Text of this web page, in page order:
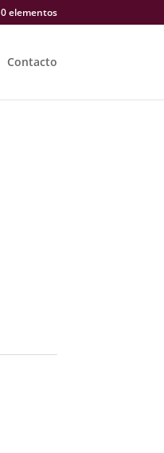
0 elementos
Contacto